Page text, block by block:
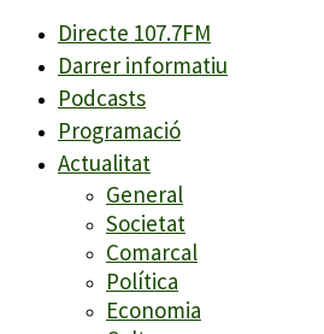
Directe 107.7FM
Darrer informatiu
Podcasts
Programació
Actualitat
General
Societat
Comarcal
Política
Economia